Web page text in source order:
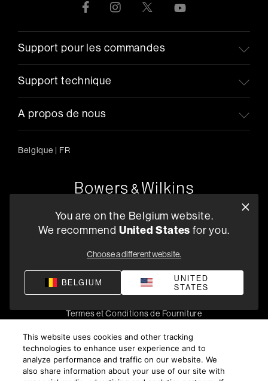
Support pour les commandes
Support technique
A propos de nous
Belgique | FR
+33 (1) 89 54 63 64
Politique de confidentialitéConditions de venteCompliance
Termes et Conditions de Fourniture
© 2026 Harman International Industries, Incorporated. All
rights reserved.
You are on the Belgium website.
We recommend United States for you.
Choose a different website.
BELGIUM
UNITED
STATES
This website uses cookies and other tracking
technologies to enhance user experience and to
analyze performance and traffic on our website. We
also share information about your use of our site with